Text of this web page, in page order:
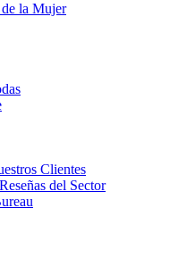
la Mujer
Clientes
del Sector